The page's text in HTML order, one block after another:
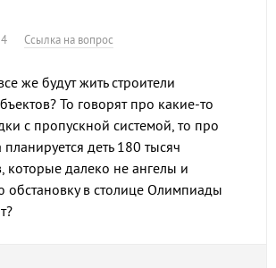
Ссылка на вопрос
же будут жить строители
То говорят про какие-то
с пропускной системой, то про
деть 180 тысяч
которые далеко не ангелы и
обстановку в столице Олимпиады